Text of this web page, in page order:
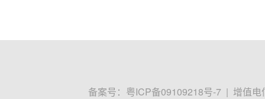
备案号： 粤ICP备09109218号-7 | 增值电